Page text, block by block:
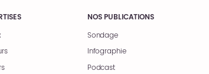
NOS PUBLICATIONS
Sondage
Infographie
Podcast